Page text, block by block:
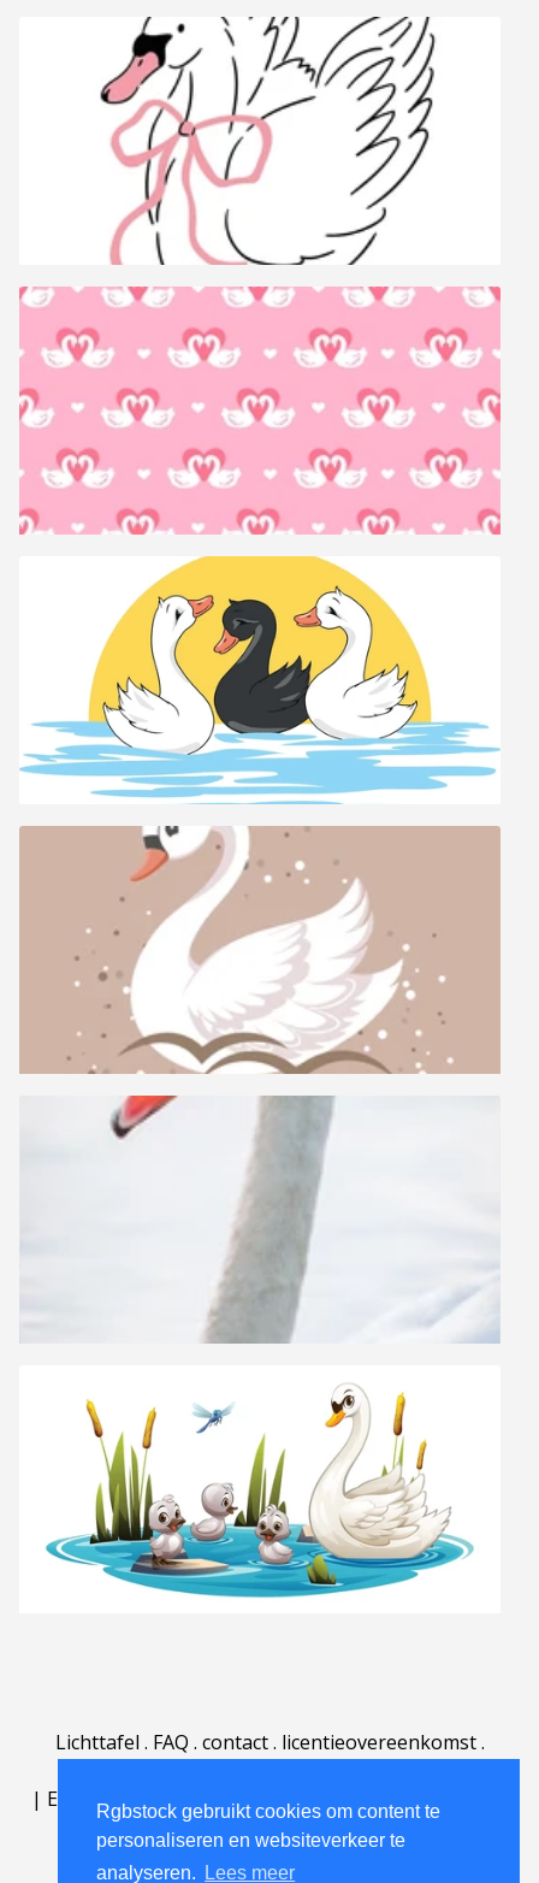
Rgbstock gebruikt cookies om content te
personaliseren en websiteverkeer te
analyseren.
Lees meer
Lichttafel . FAQ . contact. licentieovereenkomst.
| English | Deutsch Español | Português
Nederlands|